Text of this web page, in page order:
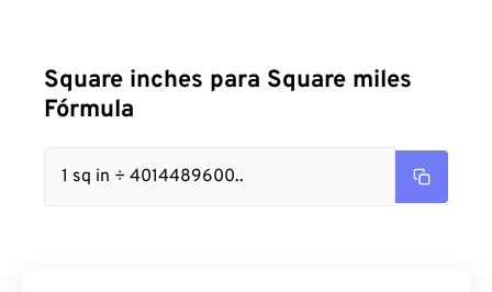
Square inches para Square miles
Fórmula
1 sq in ÷ 4014489600..